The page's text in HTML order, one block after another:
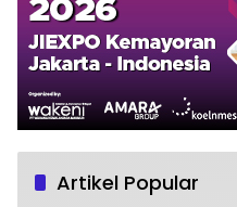
Artikel Popular